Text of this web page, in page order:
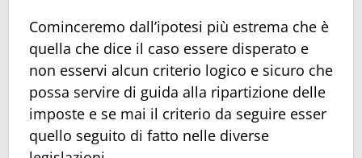
Cominceremo dall’ipotesi più estrema che è
quella che dice il caso essere disperato e
non esservi alcun criterio logico e sicuro che
possa servire di guida alla ripartizione delle
imposte e se mai il criterio da seguire esser
quello seguito di fatto nelle diverse